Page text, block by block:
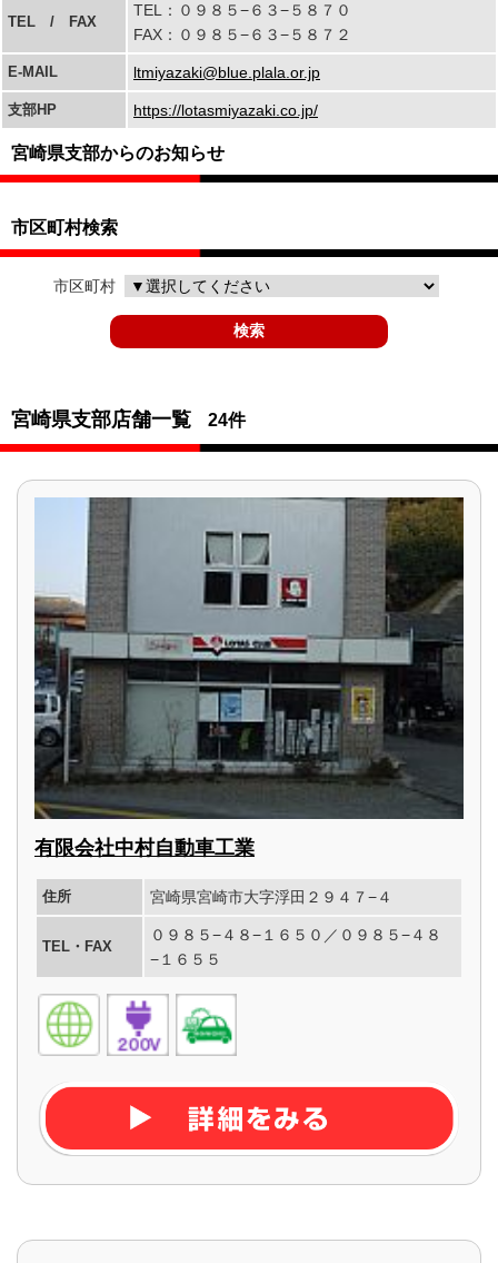
TEL / FAX
TEL：０９８５−６３−５８７０
FAX：０９８５−６３−５８７２
E-MAIL ltmiyazaki@blue.plala.or.jp
支部HP https://lotasmiyazaki.co.jp/
宮崎県支部からのお知らせ
市区町村検索
市区町村
宮崎県支部店舗一覧 24件
有限会社中村自動車工業
住所 宮崎県宮崎市大字浮田２９４７−４
TEL・FAX
０９８５−４８−１６５０／０９８５−４８
−１６５５